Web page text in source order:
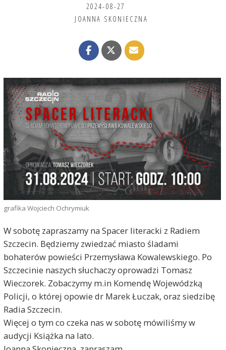
2024-08-27
JOANNA SKONIECZNA
grafika Wojciech Ochrymiuk
W sobotę zapraszamy na Spacer literacki z Radiem
Szczecin. Będziemy zwiedzać miasto śladami
bohaterów powieści Przemysława Kowalewskiego. Po
Szczecinie naszych słuchaczy oprowadzi Tomasz
Wieczorek. Zobaczymy m.in Komendę Wojewódzką
Policji, o której opowie dr Marek Łuczak, oraz siedzibę
Radia Szczecin.
Więcej o tym co czeka nas w sobotę mówiliśmy w
audycji Książka na lato.